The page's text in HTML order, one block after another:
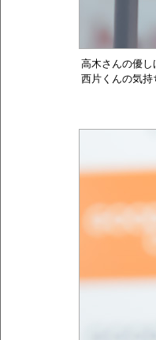
高木さんの優し
西片くんの気